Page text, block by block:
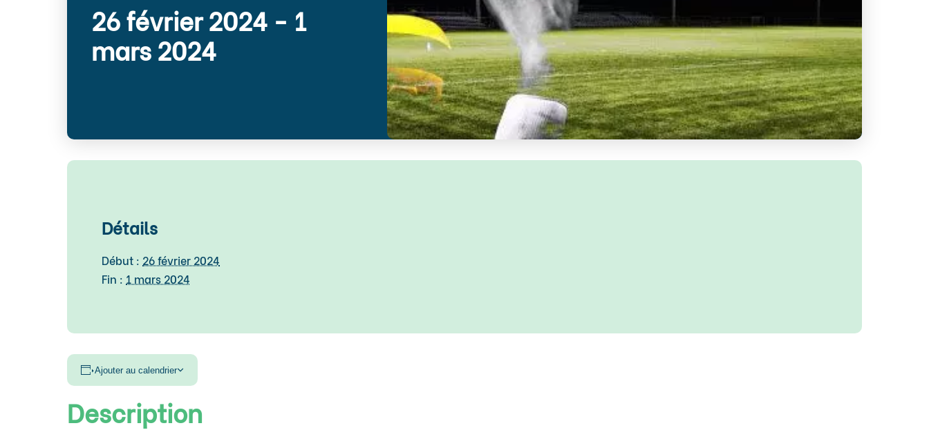
26 février 2024 - 1
mars 2024
Détails
Début : 26 février 2024
Fin : 1 mars 2024
Ajouter au calendrier
Description